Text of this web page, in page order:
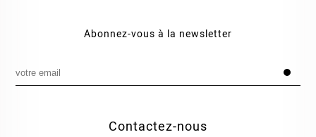
Abonnez-vous à la newsletter
Contactez-nous